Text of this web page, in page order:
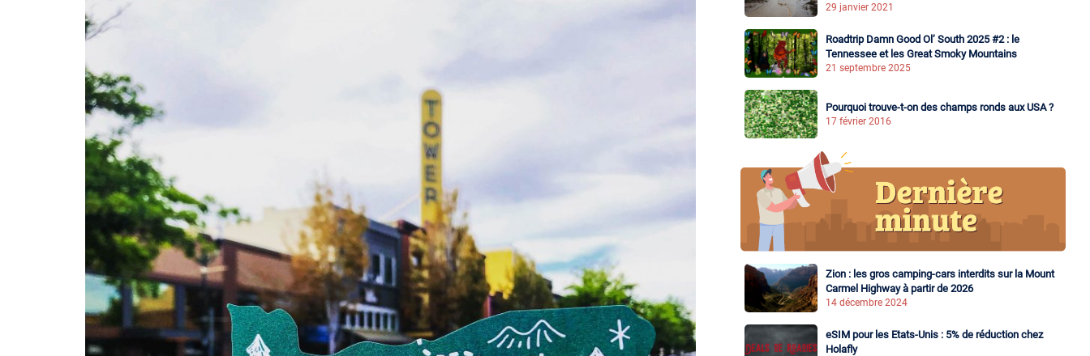
29 janvier 2021
Roadtrip Damn Good Ol’ South 2025 #2 : le
Tennessee et les Great Smoky Mountains
21 septembre 2025
Pourquoi trouve-t-on des champs ronds aux USA ?
17 février 2016
Zion : les gros camping-cars interdits sur la Mount
Carmel Highway à partir de 2026
14 décembre 2024
eSIM pour les Etats-Unis : 5% de réduction chez
Holafly